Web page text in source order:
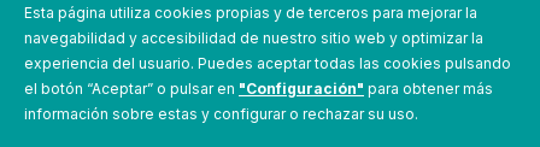
Kit Digital
PARTNERS
Esta página utiliza cookies propias y de terceros para mejorar la
navegabilidad y accesibilidad de nuestro sitio web y optimizar la
experiencia del usuario. Puedes aceptar todas las cookies pulsando
el botón “Aceptar” o pulsar en "Configuración" para obtener más
información sobre estas y configurar o rechazar su uso.